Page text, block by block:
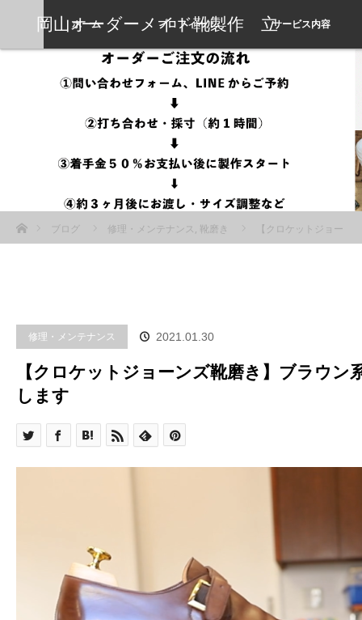
岡山オーダーメイド靴製作 立
岡靴工房
ホーム プロフィール サービス内容
ブログ
修理・メンテナンス, 靴磨き 【クロケットジョー
修理・メンテナンス 2021.01.30
【クロケットジョーンズ靴磨き】ブラウ
します